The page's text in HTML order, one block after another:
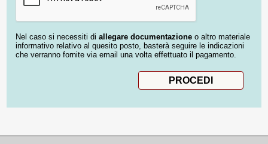
Nel caso si necessiti di allegare documentazione o altro materiale
informativo relativo al quesito posto, basterà seguire le indicazioni
che verranno fornite via email una volta effettuato il pagamento.